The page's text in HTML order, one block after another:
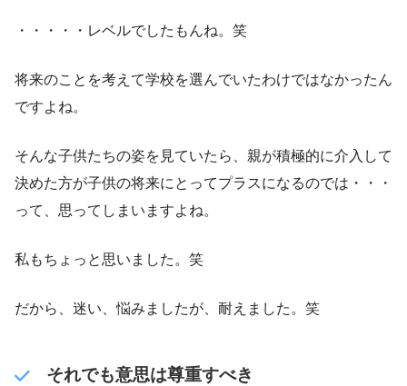
・・・・・レベルでしたもんね。笑
将来のことを考えて学校を選んでいたわけではなかったん
ですよね。
そんな子供たちの姿を見ていたら、親が積極的に介入して
決めた方が子供の将来にとってプラスになるのでは・・・
って、思ってしまいますよね。
私もちょっと思いました。笑
だから、迷い、悩みましたが、耐えました。笑
それでも意思は尊重すべき